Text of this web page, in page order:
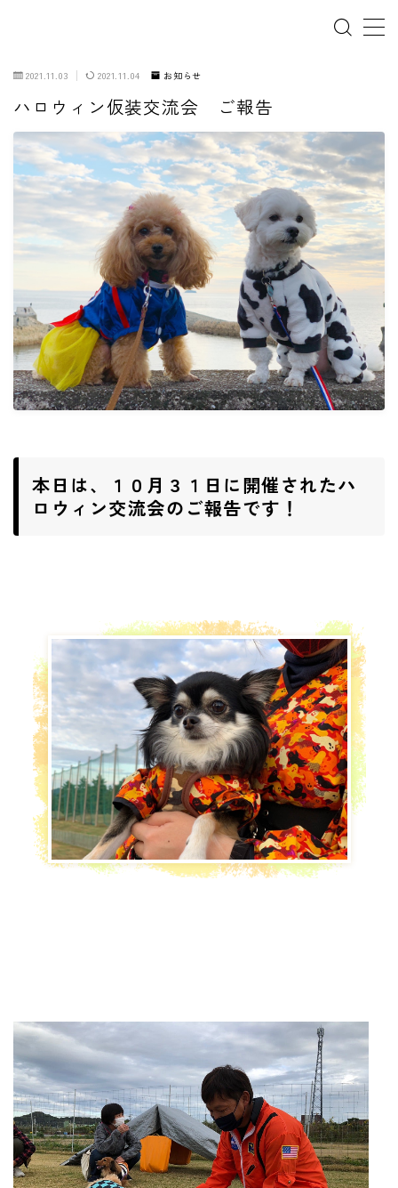
ホーム
犬の幼稚園
パピーレッスン
スターターレッスン
ドッグスポーツ
ドッグホテル
犬とゴミ拾い活動
ご予約・お問い合わせ
DOCROVERの理念
社会活動
2021.11.03 2021.11.04 お知らせ
ハロウィン仮装交流会 ご報告
本日は、１０月３１日に開催されたハ
ロウィン交流会のご報告です！